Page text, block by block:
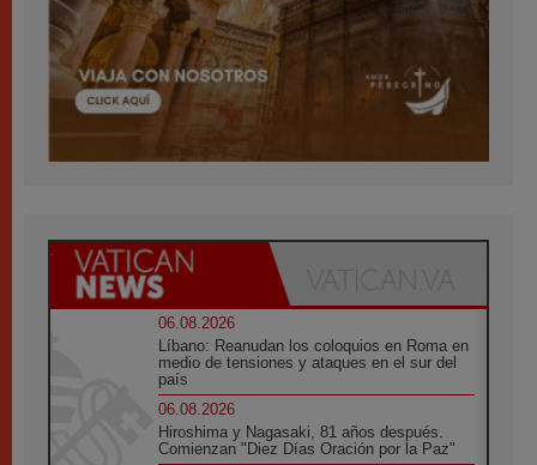
06.08.2026
Líbano: Reanudan los coloquios en Roma en
medio de tensiones y ataques en el sur del
país
06.08.2026
Hiroshima y Nagasaki, 81 años después.
Comienzan "Diez Días Oración por la Paz"